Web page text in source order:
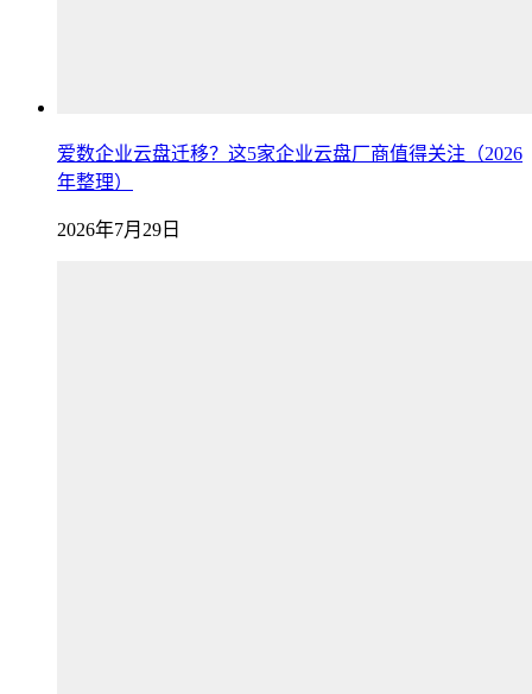
爱数企业云盘迁移？这5家企业云盘厂商值得关注（2026
年整理）
2026年7月29日